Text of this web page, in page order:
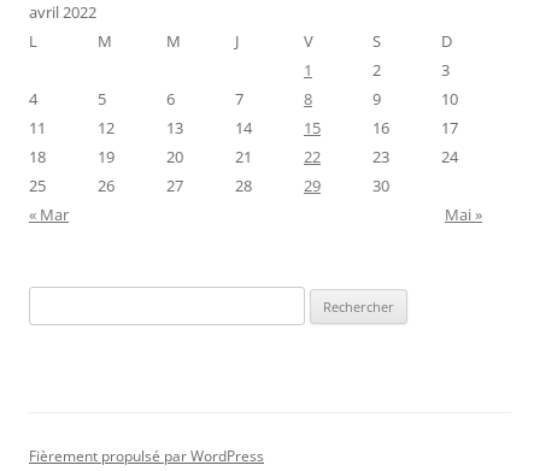
avril 2022
L
M M J V S
D
1
2
3
4
5 6 7 8 9
10
11
12 13 14 15 16
17
18
19 20 21 22 23
24
25
26 27 28 29
30
« Mar
Mai »
Fièrement propulsé par WordPress